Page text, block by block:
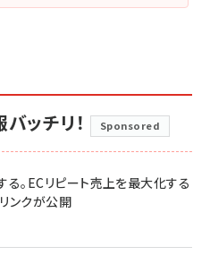
ッチリ！ Sponsored
る。ECリピート売上を最大化する
ンクが公開